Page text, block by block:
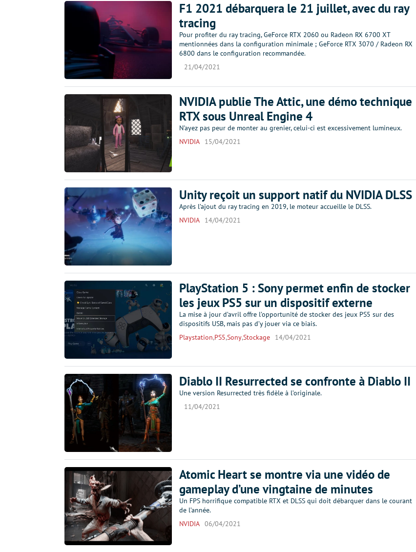
F1 2021 débarquera le 21 juillet, avec du ray
tracing
Pour profiter du ray tracing, GeForce RTX 2060 ou Radeon RX 6700 XT
mentionnées dans la configuration minimale ; GeForce RTX 3070 / Radeon RX
6800 dans le configuration recommandée.
21/04/2021
NVIDIA publie The Attic, une démo technique
RTX sous Unreal Engine 4
N'ayez pas peur de monter au grenier, celui-ci est excessivement lumineux.
NVIDIA
15/04/2021
Unity reçoit un support natif du NVIDIA DLSS
Après l’ajout du ray tracing en 2019, le moteur accueille le DLSS.
NVIDIA
14/04/2021
PlayStation 5 : Sony permet enfin de stocker
les jeux PS5 sur un dispositif externe
La mise à jour d’avril offre l’opportunité de stocker des jeux PS5 sur des
dispositifs USB, mais pas d’y jouer via ce biais.
Playstation,PS5,Sony,Stockage 14/04/2021
Diablo II Resurrected se confronte à Diablo II
Une version Resurrected très fidèle à l’originale.
11/04/2021
Atomic Heart se montre via une vidéo de
gameplay d’une vingtaine de minutes
Un FPS horrifique compatible RTX et DLSS qui doit débarquer dans le courant
de l’année.
NVIDIA 06/04/2021